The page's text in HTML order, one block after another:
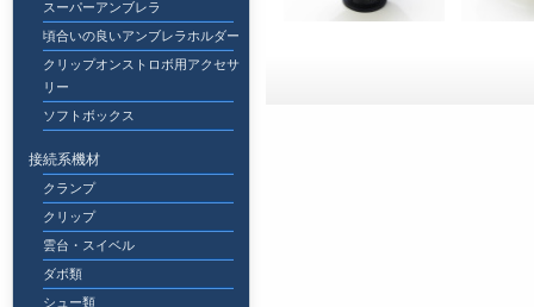
スーパーアンブレラ
頃合いの良いアンブレラホルダー
クリップオンストロボ用アクセサ
リー
ソフトボックス
接続系機材
クランプ
クリップ
雲台・スイベル
ダボ類
シュー類